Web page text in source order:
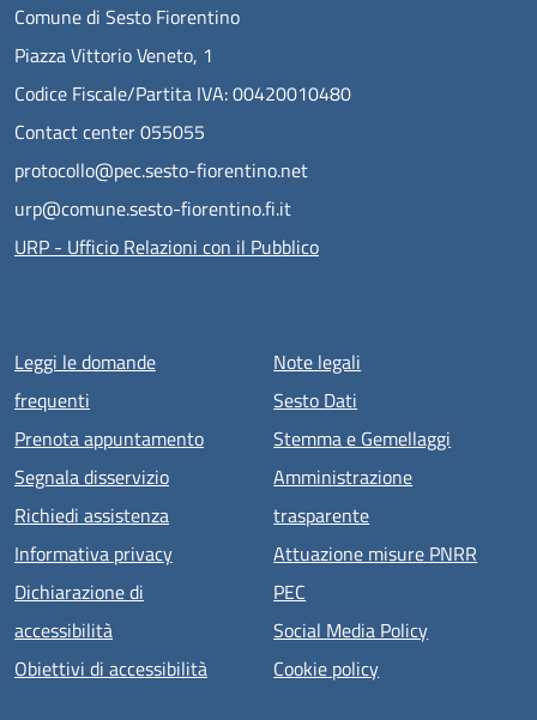
Comune di Sesto Fiorentino
Piazza Vittorio Veneto, 1
Codice Fiscale/Partita IVA: 00420010480
Contact center 055055
protocollo@pec.sesto-fiorentino.net
urp@comune.sesto-fiorentino.fi.it
URP - Ufficio Relazioni con il Pubblico
Menu piè di pagina
Leggi le domande
frequenti
Prenota appuntamento
Segnala disservizio
Richiedi assistenza
Informativa privacy
Dichiarazione di
accessibilità
Obiettivi di accessibilità
Note legali
Sesto Dati
Stemma e Gemellaggi
Amministrazione
trasparente
Attuazione misure PNRR
PEC
Social Media Policy
Cookie policy